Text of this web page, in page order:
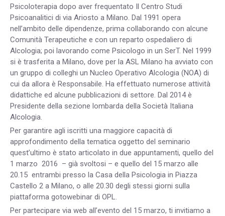
Psicoloterapia dopo aver frequentato Il Centro Studi
Psicoanalitici di via Ariosto a Milano. Dal 1991 opera
nell’ambito delle dipendenze, prima collaborando con alcune
Comunità Terapeutiche e con un reparto ospedaliero di
Alcologia; poi lavorando come Psicologo in un SerT. Nel 1999
si è trasferita a Milano, dove per la ASL Milano ha avviato con
un gruppo di colleghi un Nucleo Operativo Alcologia (NOA) di
cui da allora è Responsabile. Ha effettuato numerose attività
didattiche ed alcune pubblicazioni di settore. Dal 2014 è
Presidente della sezione lombarda della Società Italiana
Alcologia.
Per garantire agli iscritti una maggiore capacità di
approfondimento della tematica oggetto del seminario
quest’ultimo è stato articolato in due appuntamenti, quello del
1 marzo 2016 – già svoltosi – e quello del 15 marzo alle
20.15 entrambi presso la Casa della Psicologia in Piazza
Castello 2 a Milano, o alle 20.30 degli stessi giorni sulla
piattaforma gotowebinar di OPL.
Per partecipare via web all’evento del 15 marzo, ti invitiamo a